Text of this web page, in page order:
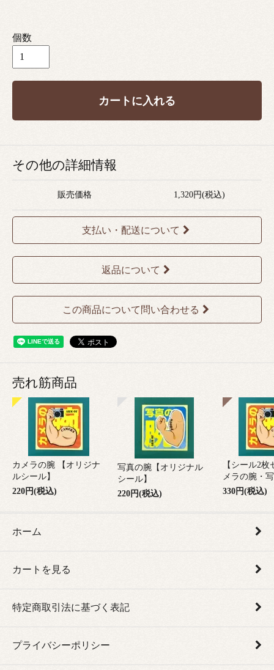
個数
カートに入れる
その他の詳細情報
販売価格 1,320円(税込)
支払い・配送について
返品について
この商品について問い合わせる
売れ筋商品
カメラの腕 【オリジナ
ルシール】
220円(税込)
写真の腕【オリジナル
シール】
220円(税込)
【シール2
メラの腕・
330円(税込)
ホーム
カートを見る
特定商取引法に基づく表記
プライバシーポリシー